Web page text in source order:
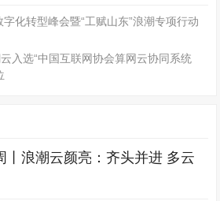
化转型峰会暨“工赋山东”浪潮专项行动
入选“中国互联网协会算网云协同系统
丨浪潮云颜亮：齐头并进 多云